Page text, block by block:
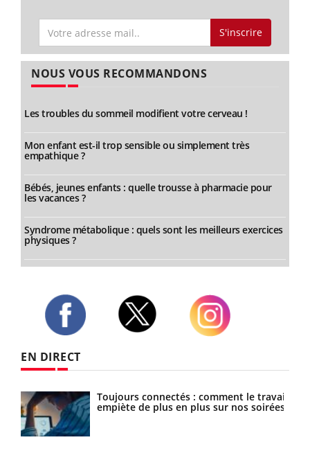
S'inscrire
NOUS VOUS RECOMMANDONS
Les troubles du sommeil modifient votre cerveau !
Mon enfant est-il trop sensible ou simplement très
empathique ?
Bébés, jeunes enfants : quelle trousse à pharmacie pour
les vacances ?
Syndrome métabolique : quels sont les meilleurs exercices
physiques ?
EN DIRECT
Toujours connectés : comment le travail
empiète de plus en plus sur nos soirées